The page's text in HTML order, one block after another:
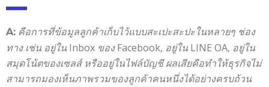
A: คือการที่ข้อมูลลูกค้าเก็บไว้แบบสะเปะสะปะในหลายๆ ช่อง
ทาง เช่น อยู่ใน Inbox ของFacebook, อยู่ใน LINE OA, อยู่ใน
สมุดโน้ตของเซลส์ หรืออยู่ในไฟล์บัญชี ผลเสียคือทำให้ธุรกิจไม่
สามารถมองเห็นภาพรวมของลูกค้าคนหนึ่งได้อย่างครบถ้วน